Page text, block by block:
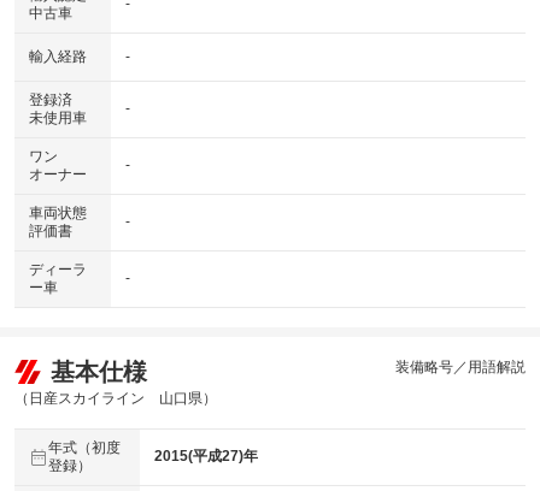
中古車
-
輸入経路 -
登録済
未使用車
-
ワン
オーナー
-
車両状態
評価書
-
ディーラ
ー車
-
基本仕様
（日産スカイライン 山口県）
装備略号／用語解説
年式（初度
登録）
2015(平成27)年